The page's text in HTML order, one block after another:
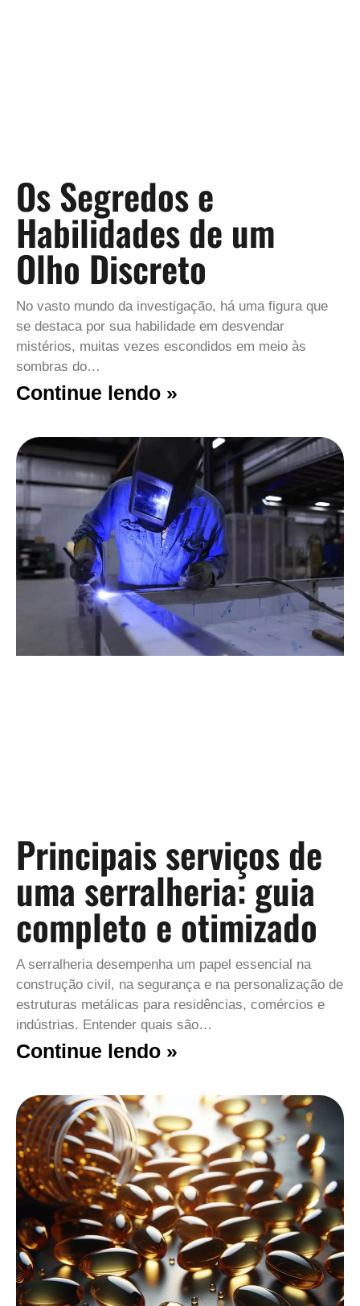
Os Segredos e
Habilidades de um
Olho Discreto
No vasto mundo da investigação, há uma figura que
se destaca por sua habilidade em desvendar
mistérios, muitas vezes escondidos em meio às
sombras do…
Continue lendo »
Principais serviços de
uma serralheria: guia
completo e otimizado
A serralheria desempenha um papel essencial na
construção civil, na segurança e na personalização de
estruturas metálicas para residências, comércios e
indústrias. Entender quais são…
Continue lendo »